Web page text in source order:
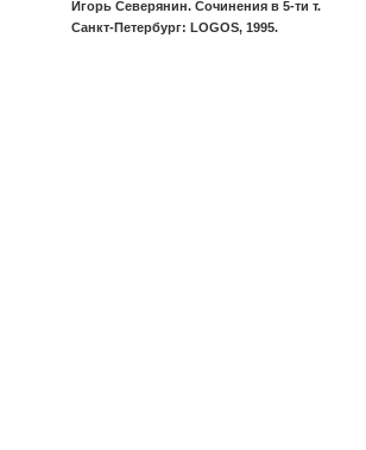
Игорь Северянин. Сочинения в 5-ти т.
Санкт-Петербург: LOGOS, 1995.